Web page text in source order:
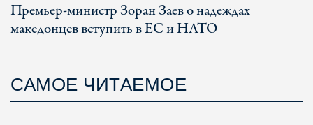
Премьер-министр Зоран Заев о надеждах
македонцев вступить в ЕС и НАТО
САМОЕ ЧИТАЕМОЕ